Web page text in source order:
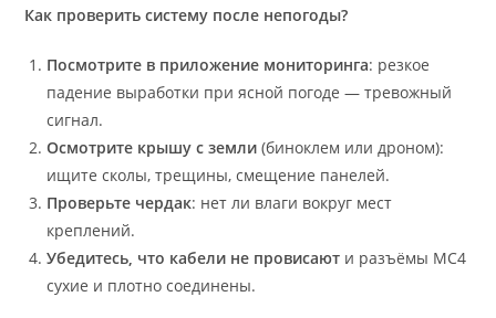
Как проверить систему после непогоды?
Посмотрите в приложение мониторинга: резкое
падение выработки при ясной погоде — тревожный
сигнал.
Осмотрите крышу с земли (биноклем или дроном):
ищите сколы, трещины, смещение панелей.
Проверьте чердак: нет ли влаги вокруг мест
креплений.
Убедитесь, что кабели не провисают и разъёмы MC4
сухие и плотно соединены.